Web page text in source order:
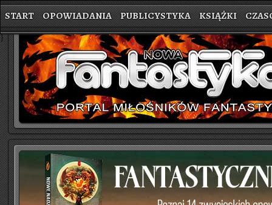
START OPOWIADANIA PUBLICYSTYKA KSIĄŻKI
}